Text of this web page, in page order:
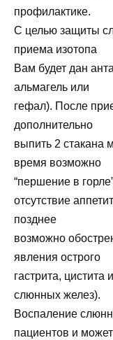
профилактике.
С целью защиты
приема изотопа
Вам будет дан
альмагель или
гефал). После
дополнительно
выпить 2
время возможно
“першение в
отсутствие
позднее
возможно
явления острого
гастрита,
слюнных желез).
Воспаление
пациентов и может